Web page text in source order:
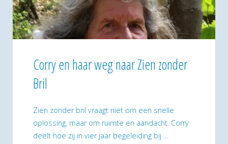
naar
binnen:
Open
Spiritueel
Corry en haar weg naar Zien zonder
Bril
Zien zonder bril vraagt niet om een snelle
oplossing, maar om ruimte en aandacht. Corry
deelt hoe zij in vier jaar begeleiding bij …